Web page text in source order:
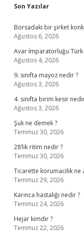
Sidebar
Son Yazılar
Borsadaki bir şirket
Ağustos 6, 2026
Avar İmparatorluğu Türk
Ağustos 4, 2026
9. sınıfta mayoz nedir ?
Ağustos 3, 2026
4. sınıfta birim kesir
Ağustos 3, 2026
Şuk ne demek ?
Temmuz 30, 2026
28’lik ritim nedir ?
Temmuz 30, 2026
Ticarette korumacilik ne
Temmuz 29, 2026
Karınca hastalığı nedir ?
Temmuz 24, 2026
Hejar kimdir ?
Temmuz 22, 2026